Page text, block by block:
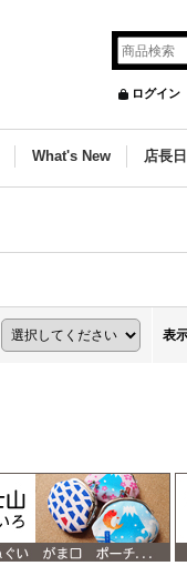
ログイン
What's New 店長
表